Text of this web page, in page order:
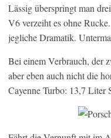
Lässig überspringt man
V6 verzeiht es ohne
jegliche Dramatik.
Bei einem Verbrauch, der
aber eben auch nicht die
Cayenne Turbo: 13,7 Liter